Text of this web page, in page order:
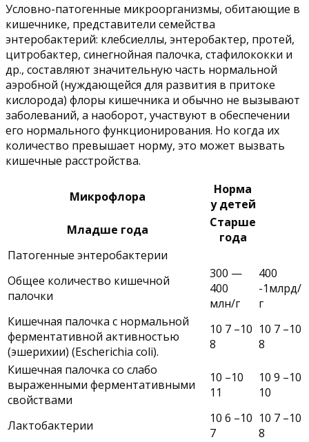
Условно-патогенные микроорганизмы, обитающие в
кишечнике, представители семейства
энтеробактерий: клебсиеллы, энтеробактер, протей,
цитробактер, синегнойная палочка, стафилококки и
др., составляют значительную часть нормальной
аэробной (нуждающейся для развития в притоке
кислорода) флоры кишечника и обычно не вызывают
заболеваний, а наоборот, участвуют в обеспечении
его нормального функционирования. Но когда их
количество превышает норму, это может вызвать
кишечные расстройства.
Микрофлора
Норма
у детей
Младше года
Старше
года
Патогенные энтеробактерии
Общее количество кишечной
палочки
300 —
400
млн/г
400
-1млрд/
г
Кишечная палочка с нормальной
ферментативной активностью
(эшерихии) (Escherichia coli).
10 7 –10
8
10 7 –10
8
Кишечная палочка со слабо
выраженными ферментативными
свойствами
10 –10
11
10 9 –10
10
Лактобактерии
10 6 –10
7
10 7 –10
8